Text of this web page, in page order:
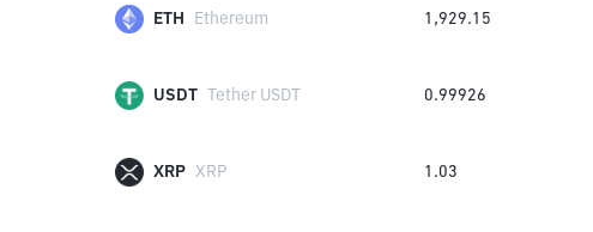
ETH Ethereum 1,929.15
USDT Tether USDT 0.99926
XRP XRP 1.03